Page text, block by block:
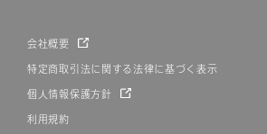
会社概要
特定商取引法に関する法律に基づく表示
個人情報保護方針
利用規約